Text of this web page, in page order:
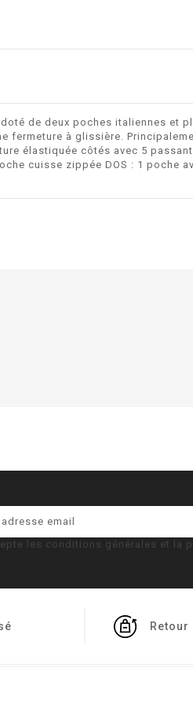
de deux poches italiennes et
fermeture à glissière.
élastiquée côtés avec 5
cuisse zippée DOS : 1 poche
les conditions générales et la